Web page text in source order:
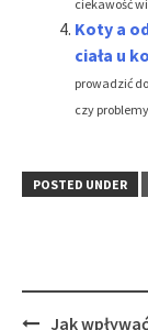
ciekawość
Koty a
ciała u
prowadzić
czy
POSTED UNDER
Post
Jak